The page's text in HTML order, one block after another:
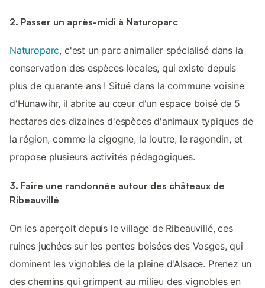
2. Passer un après-midi à Naturoparc
Naturoparc, c'est un parc animalier spécialisé dans la
conservation des espèces locales, qui existe depuis
plus de quarante ans ! Situé dans la commune voisine
d'Hunawihr, il abrite au cœur d'un espace boisé de 5
hectares des dizaines d'espèces d'animaux typiques de
la région, comme la cigogne, la loutre, le ragondin, et
propose plusieurs activités pédagogiques.
3. Faire une randonnée autour des châteaux de
Ribeauvillé
On les aperçoit depuis le village de Ribeauvillé, ces
ruines juchées sur les pentes boisées des Vosges, qui
dominent les vignobles de la plaine d'Alsace. Prenez un
des chemins qui grimpent au milieu des vignobles en